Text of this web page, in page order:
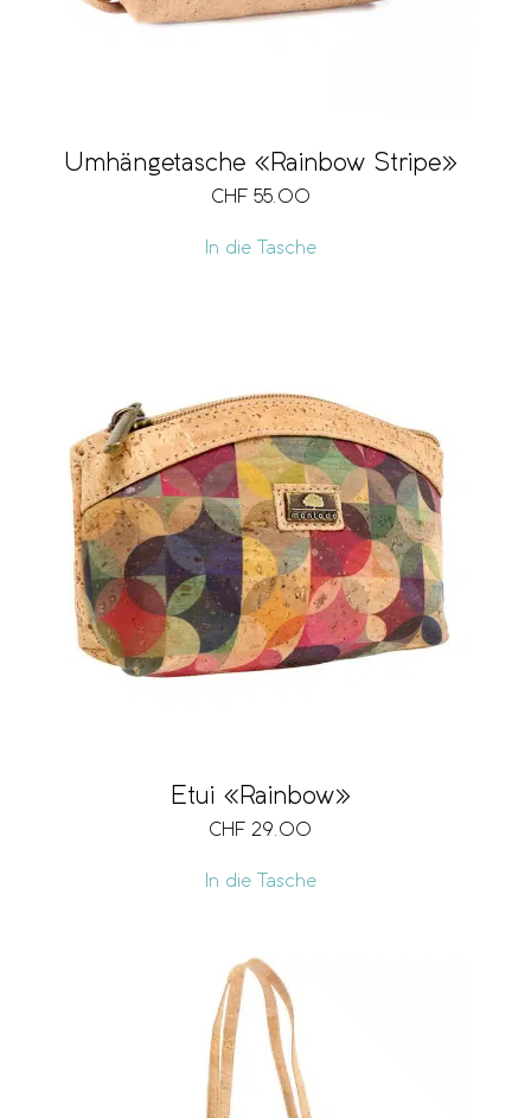
Umhängetasche «Rainbow Stripe»
CHF 55.00
In die Tasche
Etui «Rainbow»
CHF 29.00
In die Tasche